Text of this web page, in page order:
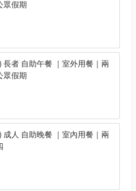
眾假期
長者 自助午餐 ｜室外用餐｜兩
眾假期
成人 自助晚餐 ｜室內用餐｜兩